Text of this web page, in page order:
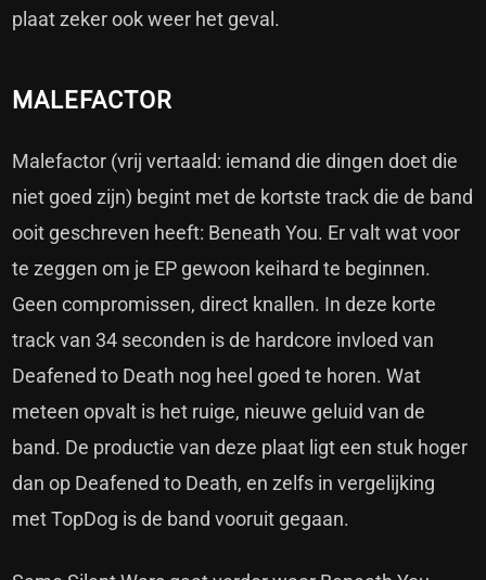
plaat zeker ook weer het geval.
MALEFACTOR
Malefactor (vrij vertaald: iemand die dingen doet die
niet goed zijn) begint met de kortste track die de band
ooit geschreven heeft: Beneath You. Er valt wat voor
te zeggen om je EP gewoon keihard te beginnen.
Geen compromissen, direct knallen. In deze korte
track van 34 seconden is de hardcore invloed van
Deafened to Death nog heel goed te horen. Wat
meteen opvalt is het ruige, nieuwe geluid van de
band. De productie van deze plaat ligt een stuk hoger
dan op Deafened to Death, en zelfs in vergelijking
met TopDog is de band vooruit gegaan.